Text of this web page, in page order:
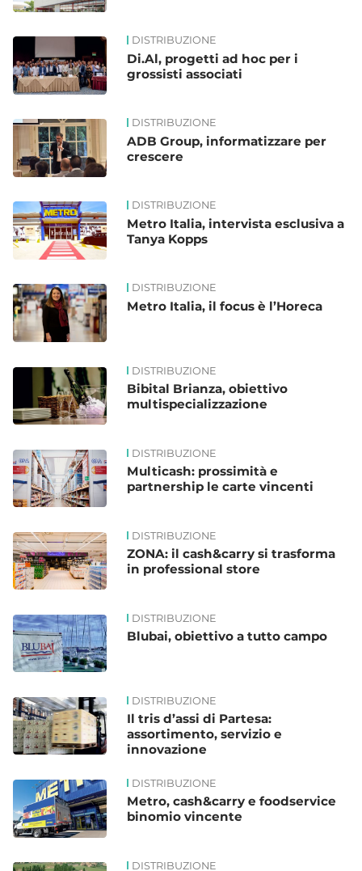
DISTRIBUZIONE
Di.Al, progetti ad hoc per i
grossisti associati
DISTRIBUZIONE
ADB Group, informatizzare per
crescere
DISTRIBUZIONE
Metro Italia, intervista esclusiva a
Tanya Kopps
DISTRIBUZIONE
Metro Italia, il focus è l’Horeca
DISTRIBUZIONE
Bibital Brianza, obiettivo
multispecializzazione
DISTRIBUZIONE
Multicash: prossimità e
partnership le carte vincenti
DISTRIBUZIONE
ZONA: il cash&carry si trasforma
in professional store
DISTRIBUZIONE
Blubai, obiettivo a tutto campo
DISTRIBUZIONE
Il tris d’assi di Partesa:
assortimento, servizio e
innovazione
DISTRIBUZIONE
Metro, cash&carry e foodservice
binomio vincente
DISTRIBUZIONE